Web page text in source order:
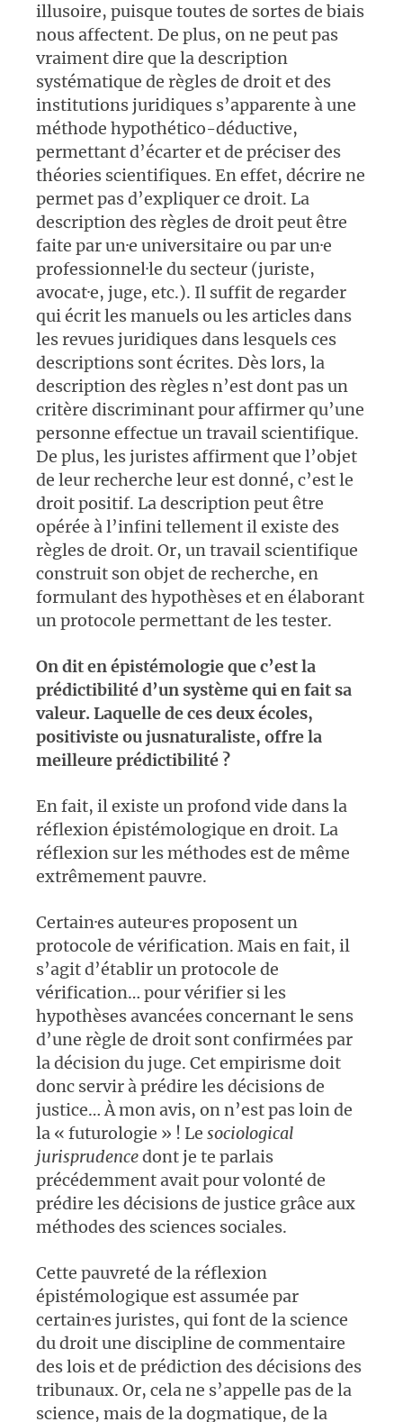
illusoire, puisque toutes de sortes de biais
nous affectent. De plus, on ne peut pas
vraiment dire que la description
systématique de règles de droit et des
institutions juridiques s’apparente à une
méthode hypothético-déductive,
permettant d’écarter et de préciser des
théories scientifiques. En effet, décrire ne
permet pas d’expliquer ce droit. La
description des règles de droit peut être
faite par un·e universitaire ou par un·e
professionnel·le du secteur (juriste,
avocat·e, juge, etc.). Il suffit de regarder
qui écrit les manuels ou les articles dans
les revues juridiques dans lesquels ces
descriptions sont écrites. Dès lors, la
description des règles n’est dont pas un
critère discriminant pour affirmer qu’une
personne effectue un travail scientifique.
De plus, les juristes affirment que l’objet
de leur recherche leur est donné, c’est le
droit positif. La description peut être
opérée à l’infini tellement il existe des
règles de droit. Or, un travail scientifique
construit son objet de recherche, en
formulant des hypothèses et en élaborant
un protocole permettant de les tester.
On dit en épistémologie que c’est la
prédictibilité d’un système qui en fait sa
valeur. Laquelle de ces deux écoles,
positiviste ou jusnaturaliste, offre la
meilleure prédictibilité ?
En fait, il existe un profond vide dans la
réflexion épistémologique en droit. La
réflexion sur les méthodes est de même
extrêmement pauvre.
Certain·es auteur·es proposent un
protocole de vérification. Mais en fait, il
s’agit d’établir un protocole de
vérification… pour vérifier si les
hypothèses avancées concernant le sens
d’une règle de droit sont confirmées par
la décision du juge. Cet empirisme doit
donc servir à prédire les décisions de
justice… À mon avis, on n’est pas loin de
la « futurologie » ! Le sociological
jurisprudencedont je te parlais
précédemment avait pour volonté de
prédire les décisions de justice grâce aux
méthodes des sciences sociales.
Cette pauvreté de la réflexion
épistémologique est assumée par
certain·es juristes, qui font de la science
du droit une discipline de commentaire
des lois et de prédiction des décisions des
tribunaux. Or, cela ne s’appelle pas de la
science, mais de la dogmatique, de la